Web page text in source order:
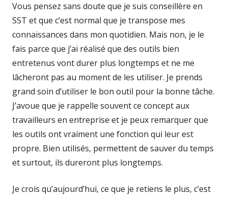
Vous pensez sans doute que je suis conseillère en
SST et que c’est normal que je transpose mes
connaissances dans mon quotidien. Mais non, je le
fais parce que j’ai réalisé que des outils bien
entretenus vont durer plus longtemps et ne me
lâcheront pas au moment de les utiliser. Je prends
grand soin d’utiliser le bon outil pour la bonne tâche.
J’avoue que je rappelle souvent ce concept aux
travailleurs en entreprise et je peux remarquer que
les outils ont vraiment une fonction qui leur est
propre. Bien utilisés, permettent de sauver du temps
et surtout, ils dureront plus longtemps.
Je crois qu’aujourd’hui, ce que je retiens le plus, c’est